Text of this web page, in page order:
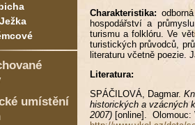
umístění
Charakteristika:
hospodářství a
turismu a folklóru. Ve
turistických průvodců,
literaturu včetně poezie.
Literatura:
SPÁČILOVÁ, Dagmar.
historických a vzácných
2007) [online]. Olomouc: